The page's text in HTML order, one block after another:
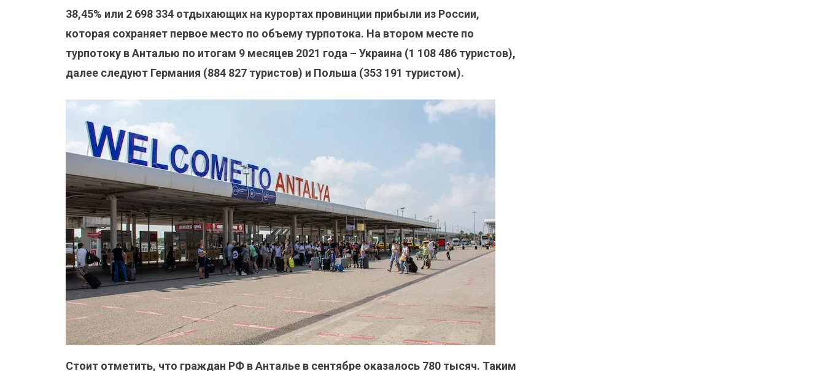
38,45% или 2 698 334 отдыхающих на курортах провинции прибыли из России,
которая сохраняет первое место по объему турпотока. На втором месте по
турпотоку в Анталью по итогам 9 месяцев 2021 года – Украина (1 108 486 туристов),
далее следуют Германия (884 827 туристов) и Польша (353 191 туристом).
Стоит отметить, что граждан РФ в Анталье в сентябре оказалось 780 тысяч. Таким